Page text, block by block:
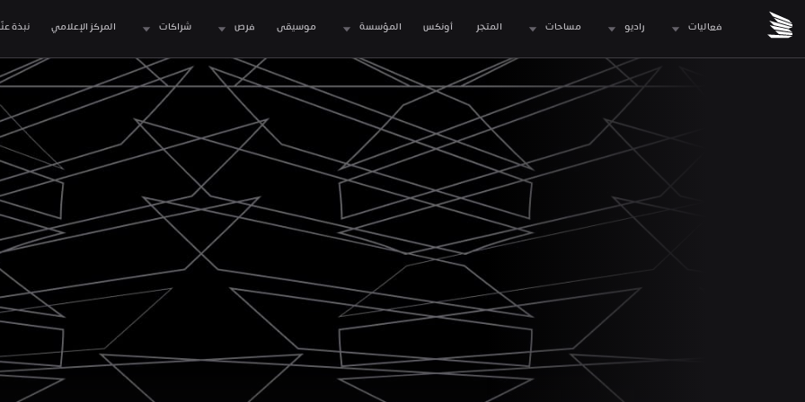
فعاليات راديو مساحات المتجر المؤسسة موسيقى فرص شراكات المركز الإعلامي نبذة